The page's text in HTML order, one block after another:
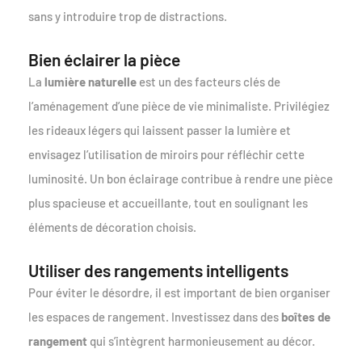
sans y introduire trop de distractions.
Bien éclairer la pièce
La lumière naturelle est un des facteurs clés de
l’aménagement d’une pièce de vie minimaliste. Privilégiez
les rideaux légers qui laissent passer la lumière et
envisagez l’utilisation de miroirs pour réfléchir cette
luminosité. Un bon éclairage contribue à rendre une pièce
plus spacieuse et accueillante, tout en soulignant les
éléments de décoration choisis.
Utiliser des rangements intelligents
Pour éviter le désordre, il est important de bien organiser
les espaces de rangement. Investissez dans des boîtes de
rangement qui s’intègrent harmonieusement au décor.